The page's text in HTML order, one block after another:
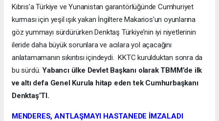
Kıbrıs’a Türkiye ve Yunanistan garantörlüğünde Cumhuriyet
kurması için yeşil ışık yakan İngiltere Makarios’un oyunlarına
göz yummayı sürdürürken Denktaş Türkiye’nin iyi niyetlerinin
ileride daha büyük sorunlara ve acılara yol açacağını
anlatamamanın sıkıntısı içindeydi. KKTC kurulduktan sonra da
bu sürdü.Yabancı ülke Devlet Başkanı olarak TBMM’de ilk
ve altı defa Genel Kurula hitap eden tek Cumhurbaşkanı
Denktaş’TI.
MENDERES, ANTLAŞMAYI HASTANEDE İMZALADI